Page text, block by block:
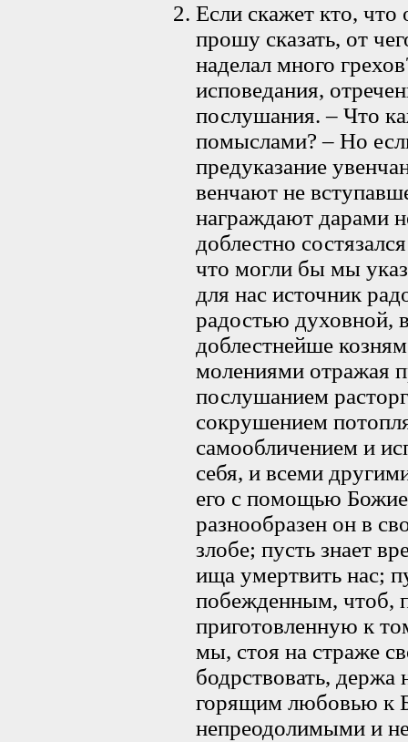
Если скажет кто, что
прошу сказать, от
наделал много
исповедания,
послушания. – Что
помыслами? – Но
предуказание
венчают не
награждают дарами
доблестно
что могли бы мы
для нас источник
радостью духовной,
доблестнейше
молениями отражая
послушанием
сокрушением
самообличением и
себя, и всеми
его с помощью
разнообразен он в
злобе; пусть знает
ища умертвить нас;
побежденным, чтоб,
приготовленную к
мы, стоя на страже
бодрствовать,
горящим любовью к
непреодолимыми и